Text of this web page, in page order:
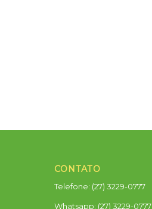
CONTATO
Telefone: (27) 3229-0777
Whatsapp: (27) 3229-0777